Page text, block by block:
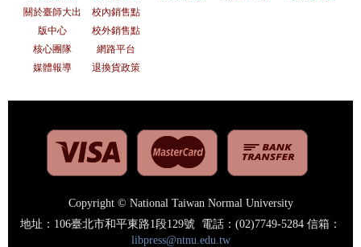
關於臺師大出
版中心
核心團隊
媒體報導
校內銷售點
校外銷售點
網路平台
退換貨政策
Copyright © National Taiwan Normal University
地址：106臺北市和平東路1段129號 電話：(02)7749-5284 信箱：
libpress@ntnu.edu.tw